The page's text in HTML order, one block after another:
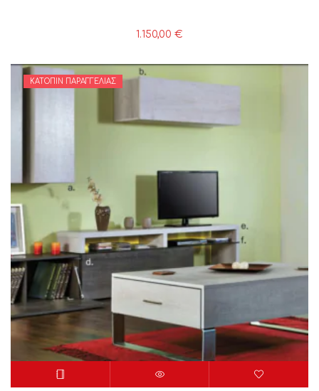
1.150,00 €
ΚΑΤΌΠΙΝ ΠΑΡΑΓΓΕΛΊΑΣ